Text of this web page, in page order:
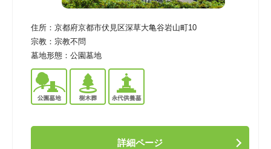
住所： 京都府京都市伏見区深草大亀谷岩山町10
宗教： 宗教不問
墓地形態： 公園墓地
詳細ページ